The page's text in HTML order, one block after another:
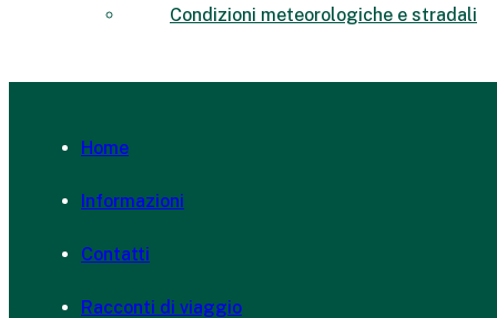
Condizioni meteorologiche e stradali
Home
Informazioni
Contatti
Racconti di viaggio